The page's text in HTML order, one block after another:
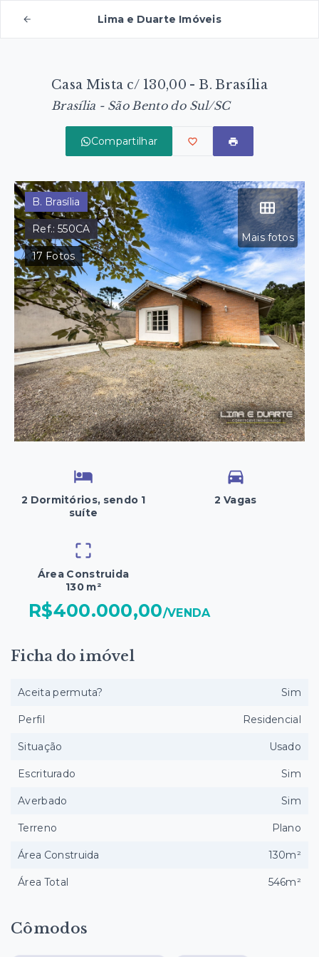
Lima e Duarte Imóveis
Casa Mista c/ 130,00 - B. Brasília
Brasília - São Bento do Sul/SC
Compartilhar
Mais fotos
B. Brasília
Ref.:550CA
17 Fotos
2 Dormitórios, sendo 1
suíte
2 Vagas
Área Construida
130 m²
R$400.000,00/VENDA
Cômodos
Ficha do imóvel
Aceita permuta? Sim
Perfil Residencial
Situação Usado
Escriturado Sim
Averbado Sim
Terreno Plano
Área Construida 130m²
Área Total 546m²